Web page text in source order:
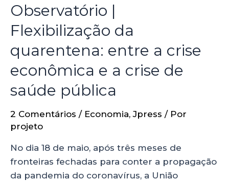
Observatório |
Flexibilização da
quarentena: entre a crise
econômica e a crise de
saúde pública
2 Comentários / Economia,Jpress / Por
projeto
No dia 18 de maio, após três meses de
fronteiras fechadas para conter a propagação
da pandemia do coronavírus, a União